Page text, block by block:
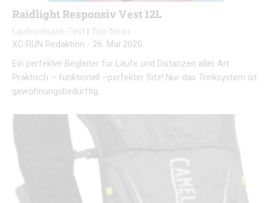
Raidlight Responsiv Vest 12L
Laufrucksack-Test
Top-News
XC-RUN Redaktion - 26. Mai 2020
Ein perfekter Begleiter für Läufe und Distanzen aller Art.
Praktisch – funktionell –perfekter Sitz! Nur das Trinksystem ist
gewöhnungsbedürftig..